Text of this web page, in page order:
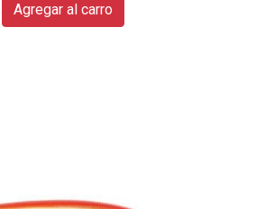
Agregar al carro